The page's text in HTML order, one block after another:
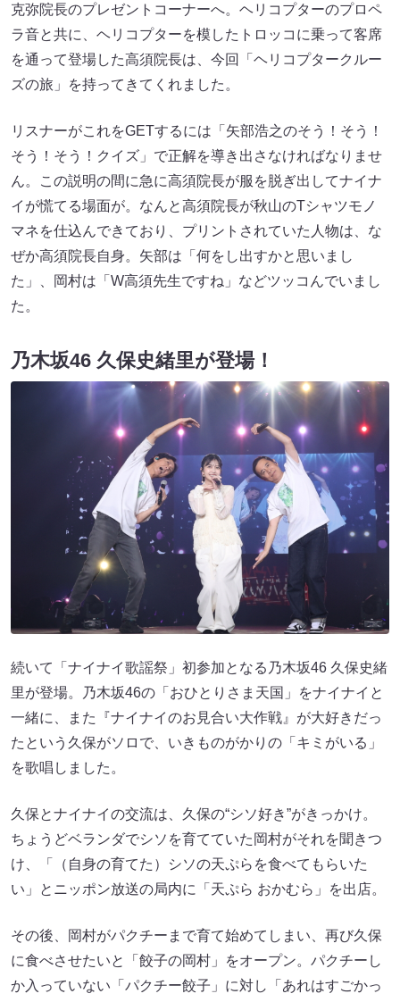
克弥院長のプレゼントコーナーへ。ヘリコプターのプロペ
ラ音と共に、ヘリコプターを模したトロッコに乗って客席
を通って登場した高須院長は、今回「ヘリコプタークルー
ズの旅」を持ってきてくれました。
リスナーがこれをGETするには「矢部浩之のそう！そう！
そう！そう！クイズ」で正解を導き出さなければなりませ
ん。この説明の間に急に高須院長が服を脱ぎ出してナイナ
イが慌てる場面が。なんと高須院長が秋山のTシャツモノ
マネを仕込んできており、プリントされていた人物は、な
ぜか高須院長自身。矢部は「何をし出すかと思いまし
た」、岡村は「W高須先生ですね」などツッコんでいまし
た。
乃木坂46 久保史緒里が登場！
続いて「ナイナイ歌謡祭」初参加となる乃木坂46 久保史緒
里が登場。乃木坂46の「おひとりさま天国」をナイナイと
一緒に、また『ナイナイのお見合い大作戦』が大好きだっ
たという久保がソロで、いきものがかりの「キミがいる」
を歌唱しました。
久保とナイナイの交流は、久保の“シソ好き”がきっかけ。
ちょうどベランダでシソを育てていた岡村がそれを聞きつ
け、「（自身の育てた）シソの天ぷらを食べてもらいた
い」とニッポン放送の局内に「天ぷら おかむら」を出店。
その後、岡村がパクチーまで育て始めてしまい、再び久保
に食べさせたいと「餃子の岡村」をオープン。パクチーし
か入っていない「パクチー餃子」に対し「あれはすごかっ